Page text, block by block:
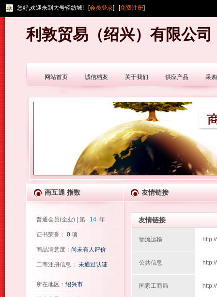
您好,欢迎来到大号轻纺城! [会员登录] [免费注册]
利敦贸易（绍兴）有限公司
网站首页 诚信档案 关于我们 供应产品 采
商互通 指数 友情链接
普通会员(企业) | 第 14 年
证书荣誉： 0 项
商品满意度： 尚未有人评价
工商注册信息： 未通过认证
所在地区： 绍兴市
友情链接
物流运输
公共信息
国家工商局